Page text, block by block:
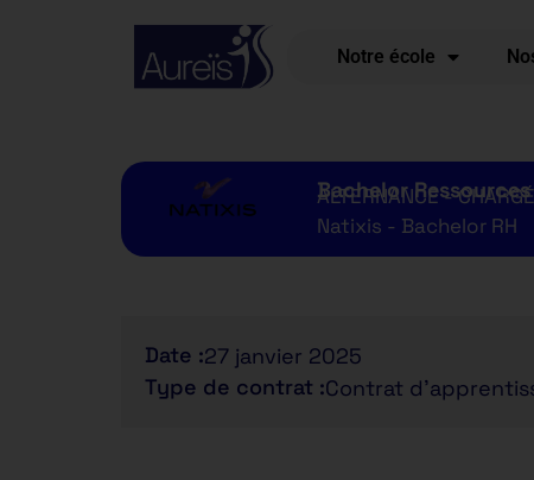
Notre école
Bachelor
ALTERNANCE -
Natixis - Bachelor RH
Date :27 janvier 2025
Type de contrat :Contrat